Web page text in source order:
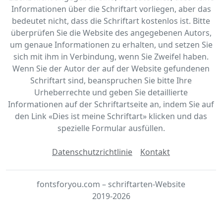
Informationen über die Schriftart vorliegen, aber das
bedeutet nicht, dass die Schriftart kostenlos ist. Bitte
überprüfen Sie die Website des angegebenen Autors,
um genaue Informationen zu erhalten, und setzen Sie
sich mit ihm in Verbindung, wenn Sie Zweifel haben.
Wenn Sie der Autor der auf der Website gefundenen
Schriftart sind, beanspruchen Sie bitte Ihre
Urheberrechte und geben Sie detaillierte
Informationen auf der Schriftartseite an, indem Sie auf
den Link «‎Dies ist meine Schriftart» klicken und das
spezielle Formular ausfüllen.
Datenschutzrichtlinie Kontakt
fontsforyou.com – schriftarten-Website
2019-2026